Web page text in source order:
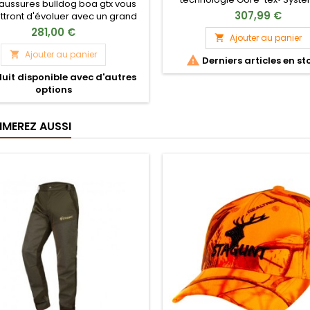
bulldog boa gtx vous
d'évoluer avec un grand
aussi bien en terrain accidenté,
plaine ou encore en forêt. Ce
chaussures que vous pourrez
toute l'année grâce à sa
de tige moyenne et son très
bon maintien de cheville.
281,00 €
 Ajouter au panier
disponible avec d'autres
options
laçage Boa pour un ajustement
Semelle robuste pour une
adhérence• Conception
un confort prolongé•
optimale pour un usage
307,99 €
 Ajouter au panier
 Derniers articles en
AUSSI